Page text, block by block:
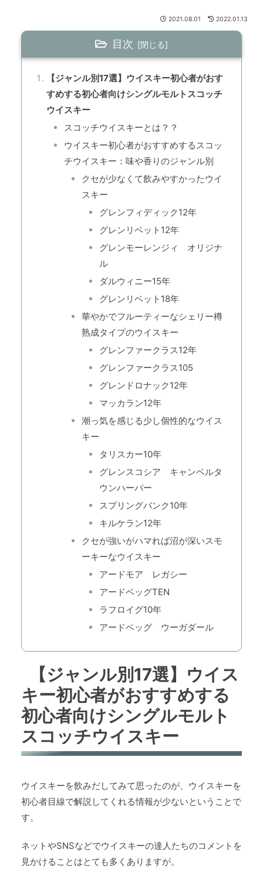
2021.08.01 2022.01.13
目次
【ジャンル別17選】ウイスキー初心者がおす
すめする初心者向けシングルモルトスコッチ
ウイスキー
スコッチウイスキーとは？？
ウイスキー初心者がおすすめするスコッ
チウイスキー：味や香りのジャンル別
クセが少なくて飲みやすかったウイ
スキー
グレンフィディック12年
グレンリベット12年
グレンモーレンジィ オリジナ
ル
ダルウィニー15年
グレンリベット18年
華やかでフルーティーなシェリー樽
熟成タイプのウイスキー
グレンファークラス12年
グレンファークラス105
グレンドロナック12年
マッカラン12年
潮っ気を感じる少し個性的なウイス
キー
タリスカー10年
グレンスコシア キャンベルタ
ウンハーバー
スプリングバンク10年
キルケラン12年
クセが強いがハマれば沼が深いスモ
ーキーなウイスキー
アードモア レガシー
アードベッグTEN
ラフロイグ10年
アードベッグ ウーガダール
【ジャンル別17選】ウイス
キー初心者がおすすめする
初心者向けシングルモルト
スコッチウイスキー
ウイスキーを飲みだしてみて思ったのが、ウイスキーを
初心者目線で解説してくれる情報が少ないということで
す。
ネットやSNSなどでウイスキーの達人たちのコメントを
見かけることはとても多くありますが。